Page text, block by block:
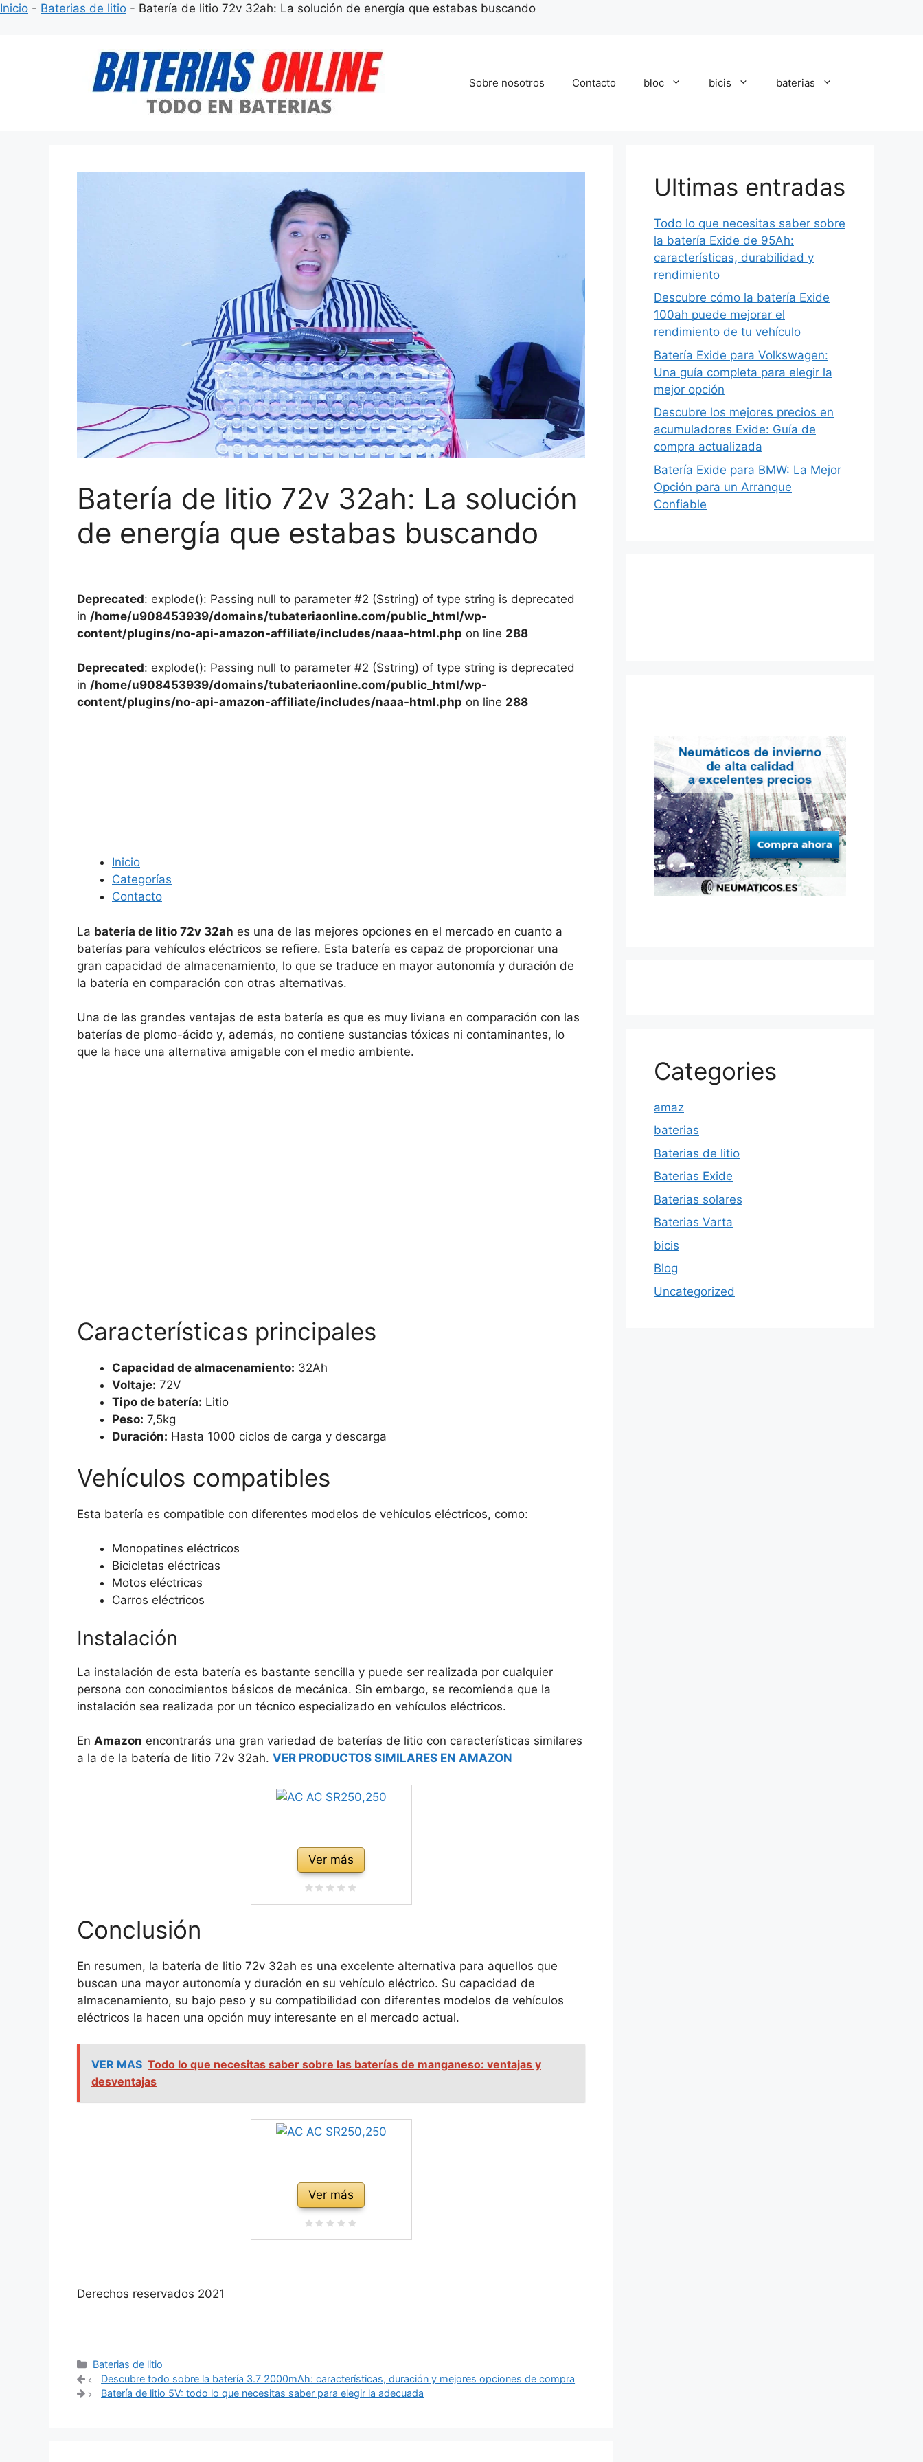
Inicio - Baterias de litio - Batería de litio 72v 32ah: La solución de energía que estabas buscando
Sobre nosotros Contacto bloc bicis baterias
Batería de litio 72v 32ah: La solución
de energía que estabas buscando
Deprecated: explode(): Passing null to parameter #2 ($string) of type string is deprecated
in /home/u908453939/domains/tubateriaonline.com/public_html/wp-
content/plugins/no-api-amazon-affiliate/includes/naaa-html.php on line 288
Deprecated: explode(): Passing null to parameter #2 ($string) of type string is deprecated
in /home/u908453939/domains/tubateriaonline.com/public_html/wp-
content/plugins/no-api-amazon-affiliate/includes/naaa-html.php on line 288
Inicio
Categorías
Contacto
La batería de litio 72v 32ah es una de las mejores opciones en el mercado en cuanto a
baterías para vehículos eléctricos se refiere. Esta batería es capaz de proporcionar una
gran capacidad de almacenamiento, lo que se traduce en mayor autonomía y duración de
la batería en comparación con otras alternativas.
Una de las grandes ventajas de esta batería es que es muy liviana en comparación con las
baterías de plomo-ácido y, además, no contiene sustancias tóxicas ni contaminantes, lo
que la hace una alternativa amigable con el medio ambiente.
Características principales
Capacidad de almacenamiento: 32Ah
Voltaje: 72V
Tipo de batería: Litio
Peso: 7,5kg
Duración: Hasta 1000 ciclos de carga y descarga
Vehículos compatibles
Esta batería es compatible con diferentes modelos de vehículos eléctricos, como:
Monopatines eléctricos
Bicicletas eléctricas
Motos eléctricas
Carros eléctricos
Instalación
La instalación de esta batería es bastante sencilla y puede ser realizada por cualquier
persona con conocimientos básicos de mecánica. Sin embargo, se recomienda que la
instalación sea realizada por un técnico especializado en vehículos eléctricos.
En Amazon encontrarás una gran variedad de baterías de litio con características similares
a la de la batería de litio 72v 32ah. VER PRODUCTOS SIMILARES EN AMAZON
Ver más
Conclusión
En resumen, la batería de litio 72v 32ah es una excelente alternativa para aquellos que
buscan una mayor autonomía y duración en su vehículo eléctrico. Su capacidad de
almacenamiento, su bajo peso y su compatibilidad con diferentes modelos de vehículos
eléctricos la hacen una opción muy interesante en el mercado actual.
VER MAS Todo lo que necesitas saber sobre las baterías de manganeso: ventajas y
desventajas
Ver más
Derechos reservados 2021
Categorías
Baterias de litio
Navegación
de
Descubre todo sobre la batería 3.7 2000mAh: características, duración y mejores opciones de compra
Batería de litio 5V: todo lo que necesitas saber para elegir la adecuada
Ultimas entradas
Todo lo que necesitas saber sobre
la batería Exide de 95Ah:
características, durabilidad y
rendimiento
Descubre cómo la batería Exide
100ah puede mejorar el
rendimiento de tu vehículo
Batería Exide para Volkswagen:
Una guía completa para elegir la
mejor opción
Descubre los mejores precios en
acumuladores Exide: Guía de
compra actualizada
Batería Exide para BMW: La Mejor
Opción para un Arranque
Confiable
Categories
amaz
baterias
Baterias de litio
Baterias Exide
Baterias solares
Baterias Varta
bicis
Blog
Uncategorized